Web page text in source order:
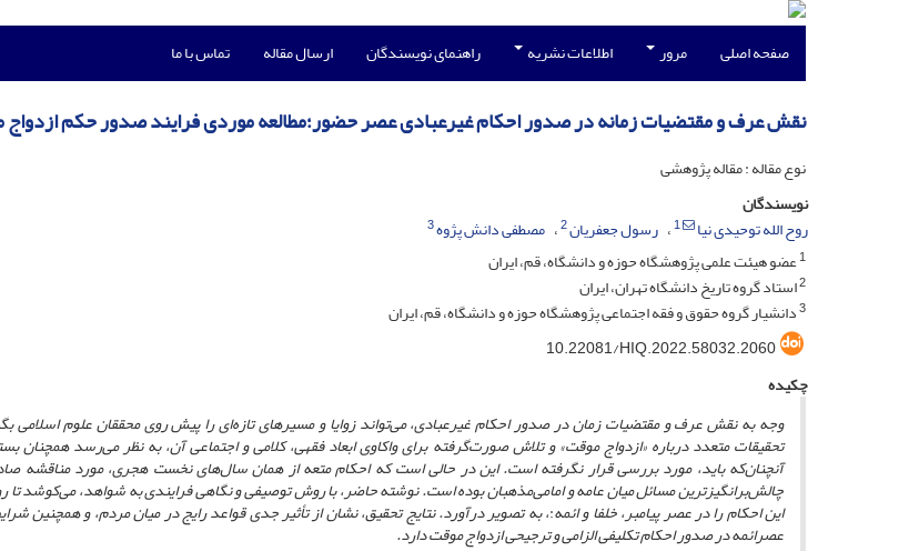
صفحه اصلی مرور اطلاعات نشریه راهنمای نویسندگان ارسال مقاله تماس با ما
نقش عرف و مقتضیات زمانه در صدور احکام غیرعبادی عصر حضور؛مطالعه موردی فرایند صدور حکم
نوع مقاله : مقاله پژوهشی
نویسندگان
روح الله توحیدی نیا
1 رسول جعفریان2 مصطفی دانش پژوه3
1عضو هیئت علمی پژوهشگاه حوزه و دانشگاه، قم، ایران
2استاد گروه تاریخ دانشگاه تهران، ایران
3دانشیار گروه حقوق و فقه اجتماعی پژوهشگاه حوزه و دانشگاه، قم، ایران
10.22081/HIQ.2022.58032.2060
چکیده
وجه به نقش عرف و مقتضیات زمان در صدور احکام غیرعبادی، می‌تواند زوایا و مسیرهای تازه‌ای را پیش روی محققان علوم اسلامی
تحقیقات متعدد درباره «ازدواج موقت» و تلاش صورت‌گرفته برای واکاوی ابعاد فقهی، کلامی و اجتماعی آن، به نظر می‌رسد همچنان
آنچنان‌که باید، مورد بررسی قرار نگرفته است. این در حالی است که احکام متعه از همان سال‌های نخست هجری، مورد مناقشه
چالش‌برانگیزترین مسائل میان عامه و امامی‌مذهبان بوده است. نوشته حاضر، با روش توصیفی و نگاهی فرایندی به شواهد، می‌کوشد تا
این احکام را در عصر پیامبر، خلفا و ائمه:، به تصویر درآورد. نتایج تحقیق، نشان از تأثیر جدی قواعد رایج در میان مردم، و همچنین
عصرائمهدر صدور احکام تکلیفی الزامی و ترجیحی ازدواج موقت دارد.